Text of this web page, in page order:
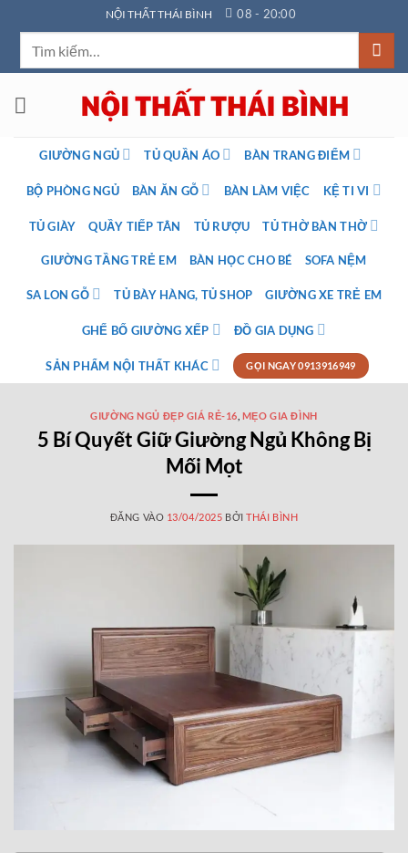
qua
dung
NỘI THẤT THÁI BÌNH 08 - 20:00
GIƯỜNG NGỦ TỦ QUẦN ÁO BÀN TRANG ĐIỂM
BỘ PHÒNG NGỦ BÀN ĂN GỖ BÀN LÀM VIỆC KỆ TI VI
TỦ GIÀY QUẦY TIẾP TÂN TỦ RƯỢU TỦ THỜ BÀN THỜ
GIƯỜNG TẦNG TRẺ EM BÀN HỌC CHO BÉ SOFA NỆM
SA LON GỖ TỦ BÀY HÀNG, TỦ SHOP GIƯỜNG XE TRẺ EM
GHẾ BỐ GIƯỜNG XẾP ĐỒ GIA DỤNG
SẢN PHẨM NỘI THẤT KHÁC GỌI NGAY 0913916949
GIƯỜNG NGỦ ĐẸP GIÁ RẺ-16 MẸO GIA ĐÌNH
5 Bí Quyết Giữ Giường Ngủ Không Bị
Mối Mọt
ĐĂNG VÀO 13/04/2025 BỞITHÁI BÌNH